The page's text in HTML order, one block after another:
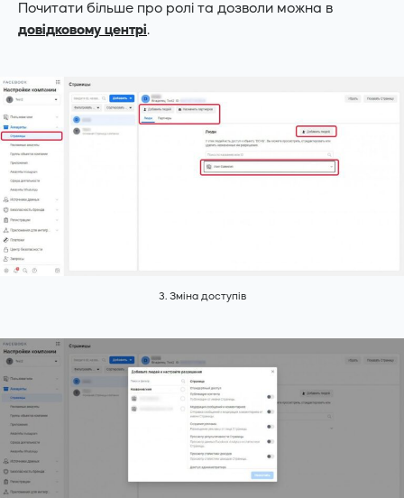
Почитати більше про ролі та дозволи можна в
довідковому центрі.
3. Зміна доступів